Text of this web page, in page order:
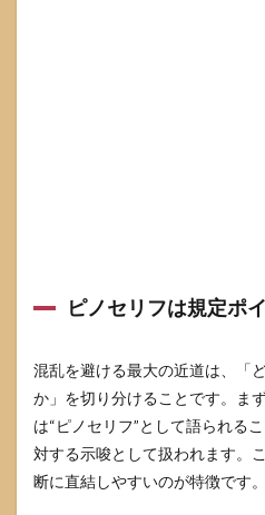
ピノセリフは規定ポ
混乱を避ける最大の近道は、「
か」を切り分けることです。ま
は“ピノセリフ”として語られる
対する示唆として扱われます。
断に直結しやすいのが特徴です。